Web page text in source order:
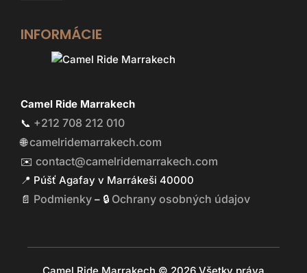
INFORMÁCIE
Camel Ride Marrakech
📞 +212 708 212 010
🌐camelridemarrakech.com
✉️ contact@camelridemarrakech.com
📍 Púšť Agafay v Marrákeši 40000
📄 Podmienky – 🔒 Ochrany osobných údajov